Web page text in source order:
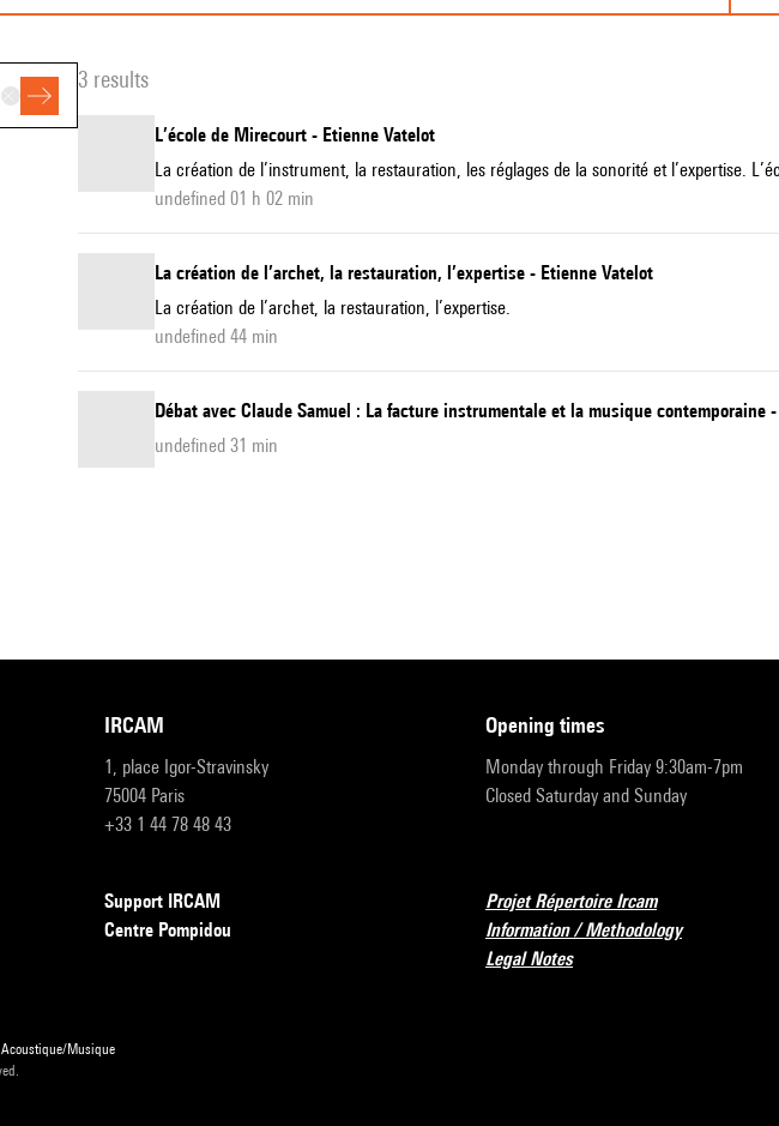
3 results
L’école de Mirecourt - Etienne Vatelot
La création de l’instrument, la restauration, les réglages de la sonorité et l’expertise.
undefined 01 h 02 min
La création de l’archet, la restauration, l’expertise - Etienne Vatelot
La création de l’archet, la restauration, l’expertise.
undefined 44 min
Débat avec Claude Samuel : La facture instrumentale et la musique contemporaine
undefined 31 min
IRCAM
1, place Igor-Stravinsky
75004 Paris
+33 1 44 78 48 43
opening times
Monday through Friday 9:30am-7pm
Closed Saturday and Sunday
Support IRCAM
Centre Pompidou
Projet Répertoire Ircam
Information / Methodology
Legal Notes
Acoustique/Musique